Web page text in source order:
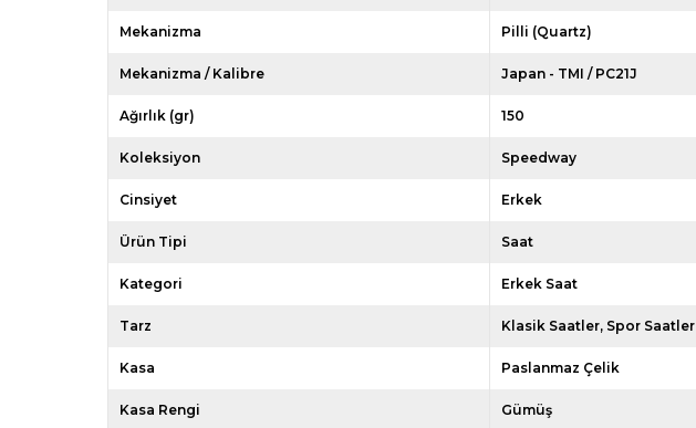
Mekanizma Pilli (Quartz)
Mekanizma / Kalibre Japan - TMI / PC21J
Ağırlık (gr) 150
Koleksiyon Speedway
Cinsiyet Erkek
Ürün Tipi Saat
Kategori Erkek Saat
Tarz Klasik Saatler Spor Saatler
Kasa Paslanmaz Çelik
Kasa Rengi Gümüş